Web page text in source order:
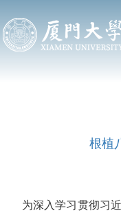
根植
为深入学习贯彻习